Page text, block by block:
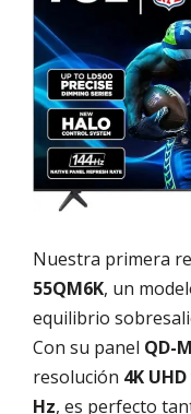
Nuestra primera
55QM6K, un
equilibrio
Con su panel QD-
resolución 4K UHD
Hz, es perfecto